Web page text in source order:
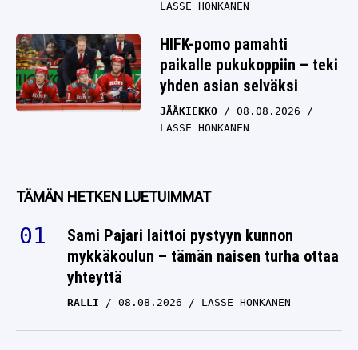
LASSE HONKANEN
HIFK-pomo pamahti
paikalle pukukoppiin – teki
yhden asian selväksi
JÄÄKIEKKO
08.08.2026
LASSE HONKANEN
TÄMÄN HETKEN LUETUIMMAT
Sami Pajari laittoi pystyyn kunnon
mykkäkoulun – tämän naisen turha ottaa
yhteyttä
RALLI 08.08.2026 LASSE HONKANEN